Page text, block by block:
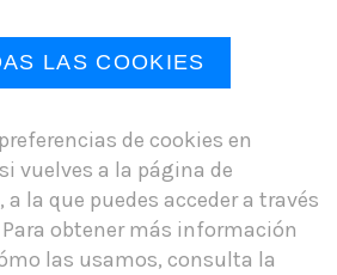
LAS COOKIES
de cookies en
vuelves a la página de
la que puedes acceder a través
obtener más información
las usamos, consulta la